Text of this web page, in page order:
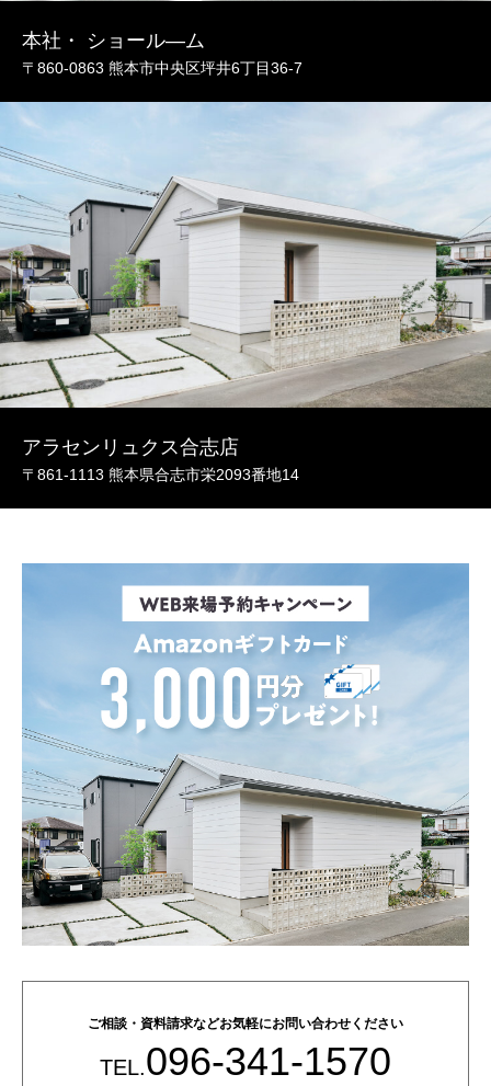
本社・ ショール―ム
〒860-0863 熊本市中央区坪井6丁目36-7
アラセンリュクス合志店
〒861-1113 熊本県合志市栄2093番地14
ご相談・資料請求などお気軽にお問い合わせください
TEL.096-341-1570